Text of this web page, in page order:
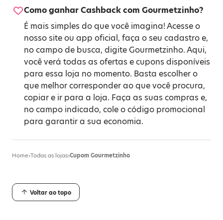
Como ganhar Cashback com Gourmetzinho?
É mais simples do que você imagina! Acesse o
nosso site ou app oficial, faça o seu cadastro e,
no campo de busca, digite Gourmetzinho. Aqui,
você verá todas as ofertas e cupons disponíveis
para essa loja no momento. Basta escolher o
que melhor corresponder ao que você procura,
copiar e ir para a loja. Faça as suas compras e,
no campo indicado, cole o código promocional
para garantir a sua economia.
Home›Todas as lojas›Cupom Gourmetzinho
Voltar ao topo